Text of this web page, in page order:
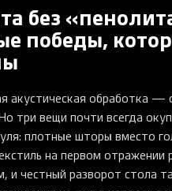
без
победы,
акустическая обработка —
три вещи почти всегда
плотные шторы вместо
на первом отражении
и честный разворот стола